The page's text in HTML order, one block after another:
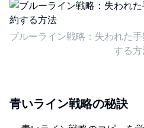
ブルーライン戦略：失われた
する
青いライン戦略の秘訣